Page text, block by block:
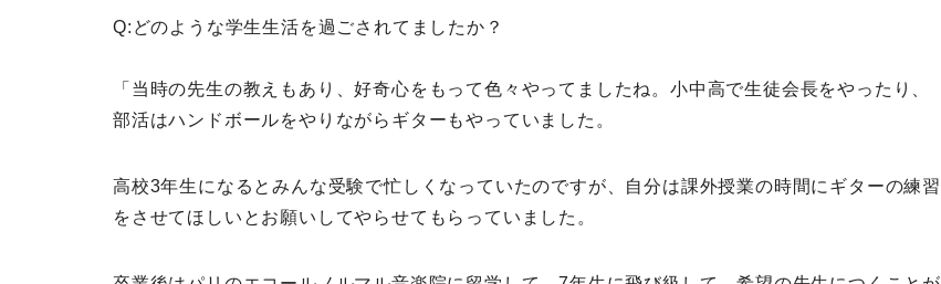
Q:どのような学生生活を過ごされてましたか？
「当時の先生の教えもあり、好奇心をもって色々やってましたね。小中高で生徒会長をやったり、
部活はハンドボールをやりながらギターもやっていました。
高校3年生になるとみんな受験で忙しくなっていたのですが、自分は課外授業の時間にギターの練習
をさせてほしいとお願いしてやらせてもらっていました。